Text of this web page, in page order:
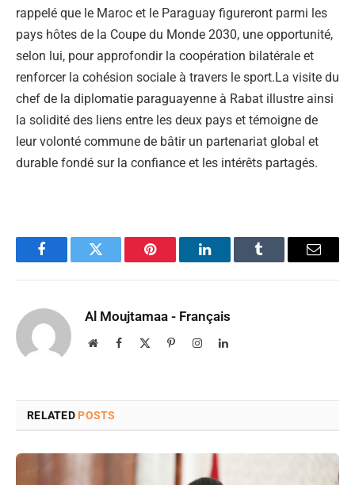
rappelé que le Maroc et le Paraguay figureront parmi les
pays hôtes de la Coupe du Monde 2030, une opportunité,
selon lui, pour approfondir la coopération bilatérale et
renforcer la cohésion sociale à travers le sport.La visite du
chef de la diplomatie paraguayenne à Rabat illustre ainsi
la solidité des liens entre les deux pays et témoigne de
leur volonté commune de bâtir un partenariat global et
durable fondé sur la confiance et les intérêts partagés.
FacebookTwitter Pinterest LinkedInTumblr Email
Al Moujtamaa - Français
WebsiteFacebook PinterestInstagramLinkedIn
RELATED POSTS